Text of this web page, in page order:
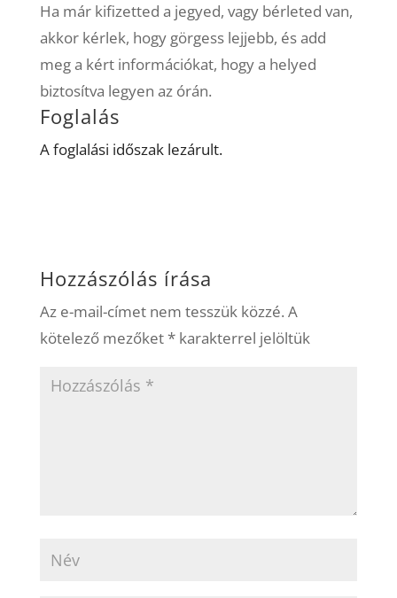
Ha már kifizetted a jegyed, vagy bérleted van,
akkor kérlek, hogy görgess lejjebb, és add
meg a kért információkat, hogy a helyed
biztosítva legyen az órán.
Foglalás
A foglalási időszak lezárult.
Hozzászólás írása
Az e-mail-címet nem tesszük közzé. A
kötelező mezőket*karakterrel jelöltük